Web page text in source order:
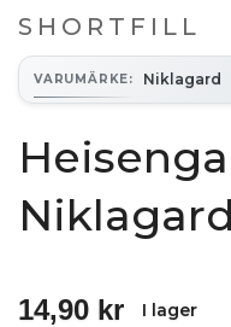
SHORTFILL
VARUMÄRKE: Niklagard
Niklagard
14,90 kr I lager